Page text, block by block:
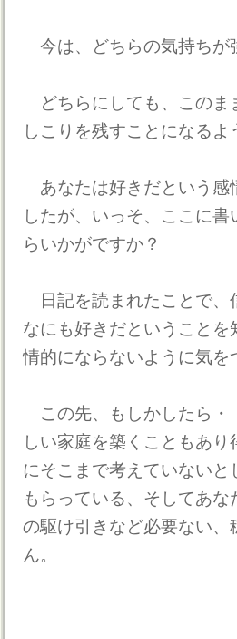
今は、どちらの気持ちが
どちらにしても、このま
しこりを残すことになるよ
あなたは好きだという感
したが、いっそ、ここに
らいかがですか？
日記を読まれたことで、
なにも好きだということ
情的にならないように気
この先、もしかしたら・
しい家庭を築くこともあ
にそこまで考えていない
もらっている、そしてあ
の駆け引きなど必要ない
ん。